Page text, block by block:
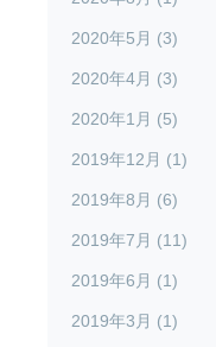
2020年5月 (3)
2020年4月 (3)
2020年1月 (5)
2019年12月 (1)
2019年8月 (6)
2019年7月 (11)
2019年6月 (1)
2019年3月 (1)